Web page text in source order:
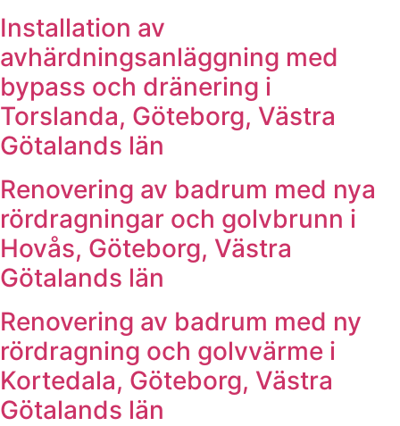
Installation av
avhärdningsanläggning med
bypass och dränering i
Torslanda, Göteborg, Västra
Götalands län
Renovering av badrum med nya
rördragningar och golvbrunn i
Hovås, Göteborg, Västra
Götalands län
Renovering av badrum med ny
rördragning och golvvärme i
Kortedala, Göteborg, Västra
Götalands län